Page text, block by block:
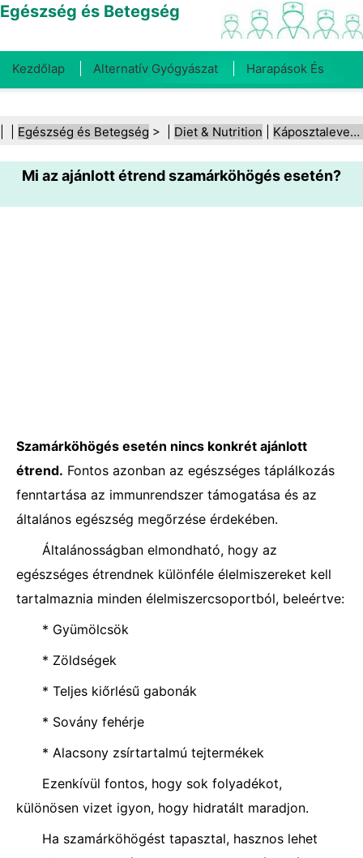
Egészség és Betegség
Kezdőlap Alternatív Gyógyászat Harapások És
Fogegészség Diéta És Táplálkozás Családi
Egészség Egészségügyi Ágazat Mentális Egészség
Közegészségügy És Biztonság Sebészet És
Egészség és Betegség > | Diet & Nutrition Káposztaleves‑diéta
Mi az ajánlott étrend szamárköhögés esetén?
Szamárköhögés esetén nincs konkrét ajánlott
étrend. Fontos azonban az egészséges táplálkozás
fenntartása az immunrendszer támogatása és az
általános egészség megőrzése érdekében.
Általánosságban elmondható, hogy az
egészséges étrendnek különféle élelmiszereket kell
tartalmaznia minden élelmiszercsoportból, beleértve:
* Gyümölcsök
* Zöldségek
* Teljes kiőrlésű gabonák
* Sovány fehérje
* Alacsony zsírtartalmú tejtermékek
Ezenkívül fontos, hogy sok folyadékot,
különösen vizet igyon, hogy hidratált maradjon.
Ha szamárköhögést tapasztal, hasznos lehet